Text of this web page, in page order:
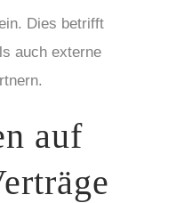
Dies betrifft
auch externe
auf